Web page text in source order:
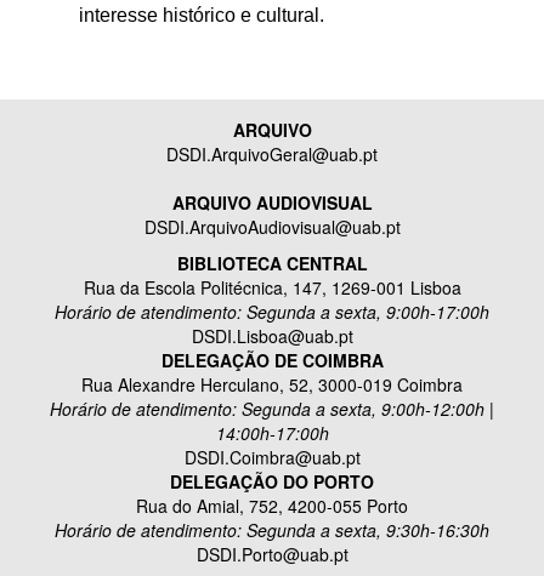
interesse histórico e cultural.
ARQUIVO
DSDI.ArquivoGeral@uab.pt
ARQUIVO AUDIOVISUAL
DSDI.ArquivoAudiovisual@uab.pt
BIBLIOTECA CENTRAL
Rua da Escola Politécnica, 147, 1269-001 Lisboa
Horário de atendimento: Segunda a sexta, 9:00h-17:00h
DSDI.Lisboa@uab.pt
DELEGAÇÃO DE COIMBRA
Rua Alexandre Herculano, 52, 3000-019 Coimbra
Horário de atendimento: Segunda a sexta, 9:00h-12:00h |
14:00h-17:00h
DSDI.Coimbra@uab.pt
DELEGAÇÃO DO PORTO
Rua do Amial, 752, 4200-055 Porto
Horário de atendimento: Segunda a sexta, 9:30h-16:30h
DSDI.Porto@uab.pt